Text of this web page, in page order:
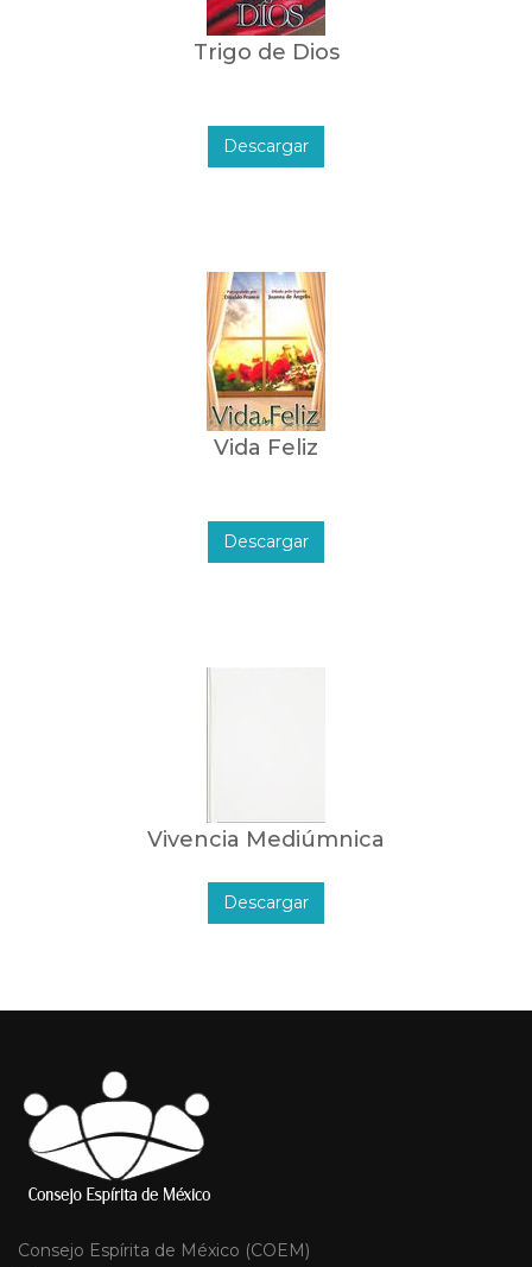
Trigo de Dios
Descargar
Vida Feliz
Descargar
Vivencia Mediúmnica
Descargar
Consejo Espírita de México (COEM)